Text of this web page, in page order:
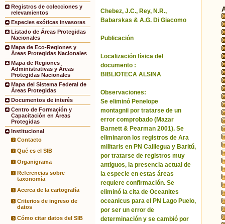
Registros de colecciones y
relevamientos
Especies exóticas invasoras
Listado de Áreas Protegidas
Nacionales
Mapa de Eco-Regiones y
Áreas Protegidas Nacionales
Mapa de Regiones
Administrativas y Áreas
Protegidas Nacionales
Mapa del Sistema Federal de
Áreas Protegidas
Documentos de interés
Centro de Formación y
Capacitación en Áreas
Protegidas
Institucional
Contacto
Qué es el SIB
Organigrama
Referencias sobre
taxonomía
Acerca de la cartografía
Criterios de ingreso de
datos
Cómo citar datos del SIB
Chebez, J.C., Rey, N.R.,
Babarskas & A.G. Di Giacomo
Publicación
Localización física del
documento :
BIBLIOTECA ALSINA
Observaciones:
Se eliminó Penelope
montagnii por tratarse de un
error comprobado (Mazar
Barnett & Pearman 2001). Se
eliminaron los registros de Ara
militaris en PN Calilegua y Baritú,
por tratarse de registros muy
antiguos, la presencia actual de
la especie en estas áreas
requiere confirmación. Se
eliminó la cita de Oceanites
oceanicus para el PN Lago Puelo,
por ser un error de
determinación y se cambió por